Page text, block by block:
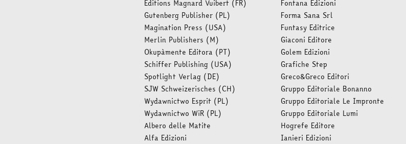
Editions Magnard Vuibert (FR)
Gutenberg Publisher (PL)
Magination Press (USA)
Merlin Publishers (M)
Okupàmente Editora (PT)
Schiffer Publishing (USA)
Spotlight Verlag (DE)
SJW Schweizerisches (CH)
Wydawnictwo Esprit (PL)
Wydawnictwo WiR (PL)
Albero delle Matite
Alfa Edizioni
Fontana Edizioni
Forma Sana Srl
Funtasy Editrice
Giaconi Editore
Golem Edizioni
Grafiche Step
Greco&Greco Editori
Gruppo Editoriale Bonanno
Gruppo Editoriale Le Impronte
Gruppo Editoriale Lumi
Hogrefe Editore
Ianieri Edizioni